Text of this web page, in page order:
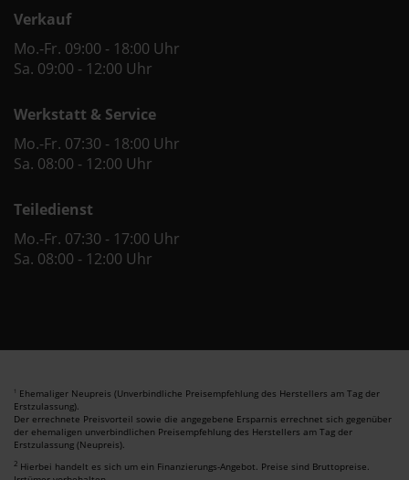
Verkauf
Mo.-Fr. 09:00 - 18:00 Uhr
Sa. 09:00 - 12:00 Uhr
Werkstatt & Service
Mo.-Fr. 07:30 - 18:00 Uhr
Sa. 08:00 - 12:00 Uhr
Teiledienst
Mo.-Fr. 07:30 - 17:00 Uhr
Sa. 08:00 - 12:00 Uhr
1 Ehemaliger Neupreis (Unverbindliche Preisempfehlung des Herstellers am Tag der
Erstzulassung).
Der errechnete Preisvorteil sowie die angegebene Ersparnis errechnet sich gegenüber
der ehemaligen unverbindlichen Preisempfehlung des Herstellers am Tag der
Erstzulassung (Neupreis).
2 Hierbei handelt es sich um ein Finanzierungs-Angebot. Preise sind Bruttopreise.